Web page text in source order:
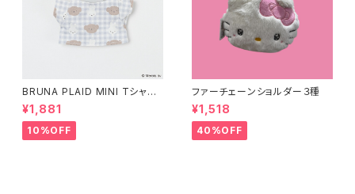
BRUNA PLAID MINI Tシャツ
チャーム MIFFY
¥1,881
10%OFF
ファーチェーンショルダー３種
¥1,518
40%OFF